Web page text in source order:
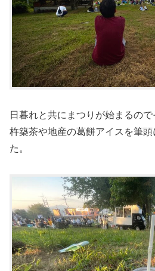
日暮れと共にまつりが始まるので
杵築茶や地産の葛餅アイスを筆
た。